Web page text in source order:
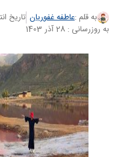
به قلم :عاطفه غفوریان تاریخ انتشار
به روزرسانی : 28 آذر 1403